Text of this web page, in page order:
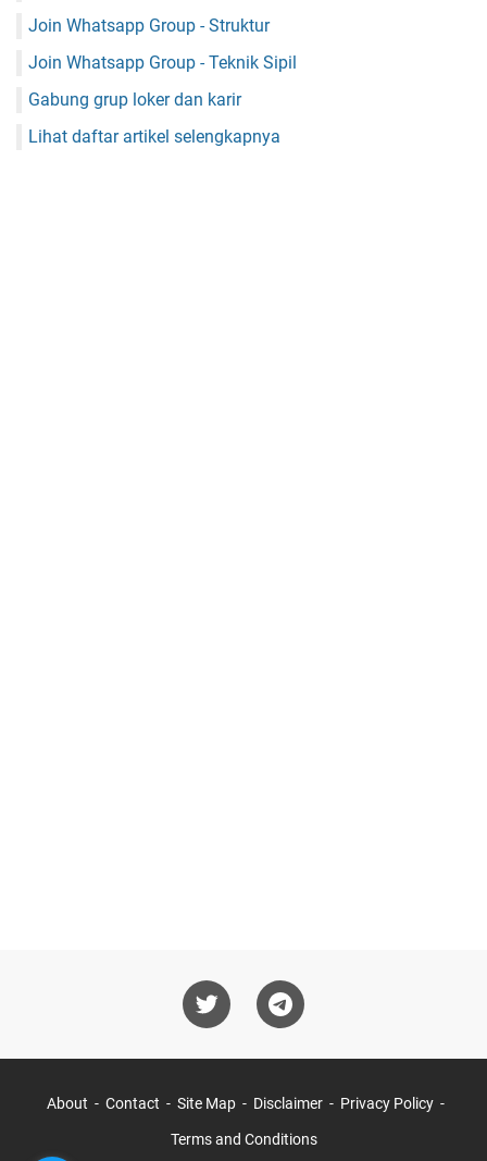
Join Whatsapp Group - Struktur
Join Whatsapp Group - Teknik Sipil
Gabung grup loker dan karir
Lihat daftar artikel selengkapnya
About Contact Site Map Disclaimer Privacy Policy
Terms and Conditions